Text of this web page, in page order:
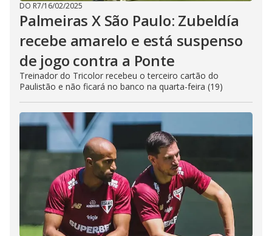
DO R7/16/02/2025
Palmeiras X São Paulo: Zubeldía
recebe amarelo e está suspenso
de jogo contra a Ponte
Treinador do Tricolor recebeu o terceiro cartão do
Paulistão e não ficará no banco na quarta-feira (19)